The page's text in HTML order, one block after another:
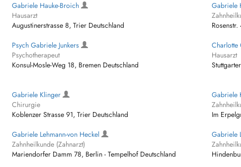
Gabriele Hauke-Broich
Hausarzt
Augustinerstrasse 8, Trier Deutschland
Gabriele
Psych Gabriele Junkers
Psychotherapeut
Konsul-Mosle-Weg 18, Bremen Deutschland
Charlotte
Hausarzt
Gabriele Klinger
Chirurgie
Koblenzer Strasse 91, Trier Deutschland
Gabriele
Im
Gabriele Lehmann-von Heckel
Zahnheilkunde (Zahnarzt)
Mariendorfer Damm 78, Berlin - Tempelhof Deutschland
Gabriele